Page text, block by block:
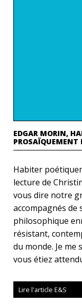
EDGAR MORIN,
PROSAÏQUEMENT
Habiter
lecture de
vous dire notre
accompagnés de
philosophique
résistant,
du monde. Je me
vous étiez
Lire l'article E&S